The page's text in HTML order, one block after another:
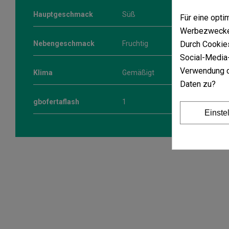
Hauptgeschmack Süß
Nebengeschmack Fruchtig
Klima Gemäßigt
gbofertaflash 1
Für eine
Durch
Social-
Verwendung
Daten zu?